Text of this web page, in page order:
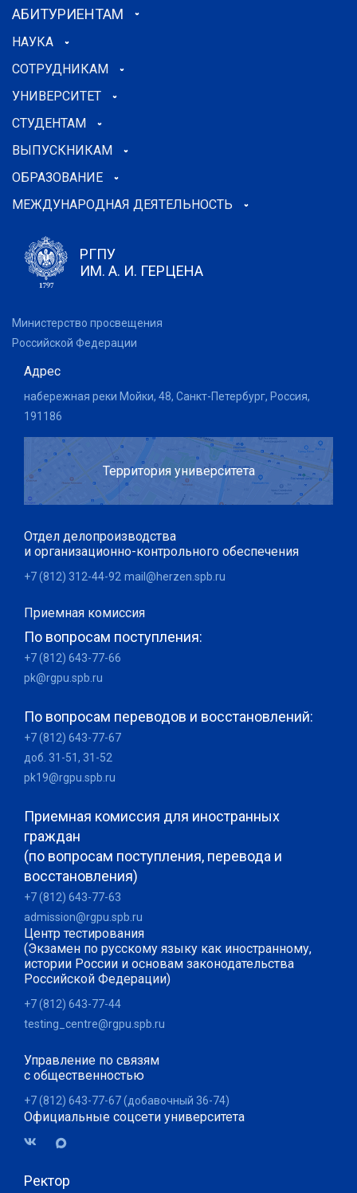
АБИТУРИЕНТАМ
НАУКА
СОТРУДНИКАМ
УНИВЕРСИТЕТ
СТУДЕНТАМ
ВЫПУСКНИКАМ
ОБРАЗОВАНИЕ
МЕЖДУНАРОДНАЯ ДЕЯТЕЛЬНОСТЬ
РГПУ
ИМ. А. И. ГЕРЦЕНА
Министерство просвещения
Российской Федерации
Адрес
набережная реки Мойки, 48, Санкт-Петербург, Россия,
191186
Территория университета
Отдел делопроизводства
и организационно-контрольного обеспечения
+7 (812) 312-44-92 mail@herzen.spb.ru
Приемная комиссия
По вопросам поступления:
+7 (812) 643-77-66
pk@rgpu.spb.ru
По вопросам переводов и восстановлений:
+7 (812) 643-77-67
доб. 31-51, 31-52
pk19@rgpu.spb.ru
Приемная комиссия для иностранных
граждан
(по вопросам поступления, перевода и
восстановления)
+7 (812) 643-77-63
admission@rgpu.spb.ru
Центр тестирования
(Экзамен по русскому языку как иностранному,
истории России и основам законодательства
Российской Федерации)
+7 (812) 643-77-44
testing_centre@rgpu.spb.ru
Управление по связям
с общественностью
+7 (812) 643-77-67 (добавочный 36-74)
Официальные соцсети университета
Ректор